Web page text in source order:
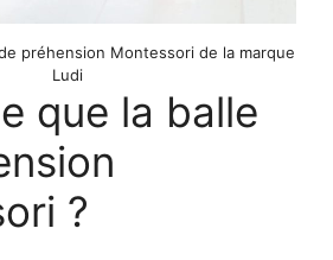
préhension Montessori de la marque
Ludi
que la balle
?